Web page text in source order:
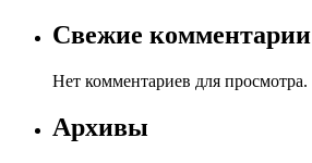
Свежие комментарии
Нет комментариев для просмотра.
Архивы